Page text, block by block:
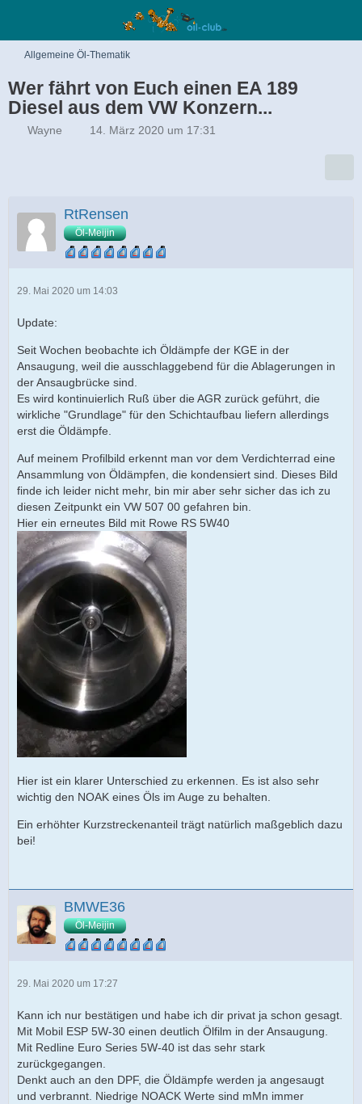
Allgemeine Öl-Thematik
Wer fährt von Euch einen EA 189
Diesel aus dem VW Konzern...
Wayne 14. März 2020 um 17:31
RtRensen
Öl-Meijin
29. Mai 2020 um 14:03
Update:
Seit Wochen beobachte ich Öldämpfe der KGE in der
Ansaugung, weil die ausschlaggebend für die Ablagerungen in
der Ansaugbrücke sind.
Es wird kontinuierlich Ruß über die AGR zurück geführt, die
wirkliche "Grundlage" für den Schichtaufbau liefern allerdings
erst die Öldämpfe.
Auf meinem Profilbild erkennt man vor dem Verdichterrad eine
Ansammlung von Öldämpfen, die kondensiert sind. Dieses Bild
finde ich leider nicht mehr, bin mir aber sehr sicher das ich zu
diesen Zeitpunkt ein VW 507 00 gefahren bin.
Hier ein erneutes Bild mit Rowe RS 5W40
Hier ist ein klarer Unterschied zu erkennen. Es ist also sehr
wichtig den NOAK eines Öls im Auge zu behalten.
Ein erhöhter Kurzstreckenanteil trägt natürlich maßgeblich dazu
bei!
BMWE36
Öl-Meijin
29. Mai 2020 um 17:27
Kann ich nur bestätigen und habe ich dir privat ja schon gesagt.
Mit Mobil ESP 5W-30 einen deutlich Ölfilm in der Ansaugung.
Mit Redline Euro Series 5W-40 ist das sehr stark
zurückgegangen.
Denkt auch an den DPF, die Öldämpfe werden ja angesaugt
und verbrannt. Niedrige NOACK Werte sind mMn immer